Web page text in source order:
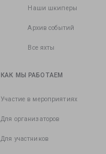
Наши шкиперы
Архив событий
Все яхты
КАК МЫ РАБОТАЕМ
Участие в мероприятиях
Для организаторов
Для участников